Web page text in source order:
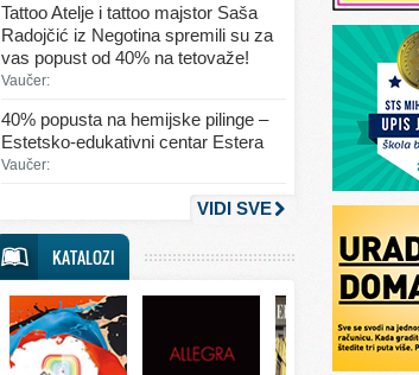
Svet kulinarstva
Svet lepote
Svet mode
Svet sporta
Svet tehnike
Svet ugostiteljstva
Tattoo Atelje i tattoo majstor Saša
Radojčić iz Negotina spremili su za
vas popust od 40% na tetovaže!
Vaučer:
40% popusta na hemijske pilinge –
Estetsko-edukativni centar Estera
Vaučer:
VIDI SVE
KATALOZI